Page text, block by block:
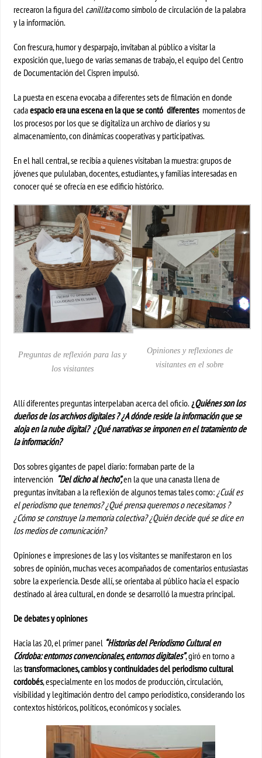
recrearon la figura del canillitacomo símbolo de circulación de la palabra
y la información.
Con frescura, humor y desparpajo, invitaban al público a visitar la
exposición que, luego de varias semanas de trabajo, el equipo del Centro
de Documentación del Cispren impulsó.
La puesta en escena evocaba a diferentes sets de filmación en donde
cadaespacio era una escena en la que se contó diferentes momentos de
los procesos por los que se digitaliza un archivo de diarios y su
almacenamiento, con dinámicas cooperativas y participativas.
En el hall central, se recibía a quienes visitaban la muestra: grupos de
jóvenes que pululaban, docentes, estudiantes, y familias interesadas en
conocer qué se ofrecía en ese edificio histórico.
Preguntas de reflexión para las y
los visitantes
Opiniones y reflexiones de
visitantes en el sobre
Allí diferentes preguntas interpelaban acerca del oficio. ¿Quiénes son los
dueños de los archivos digitales ? ¿A dónde reside la información que se
aloja en la nube digital? ¿Qué narrativas se imponen en el tratamiento de
la información?
Dos sobres gigantes de papel diario: formaban parte de la
intervención “Del dicho al hecho”,en la que una canasta llena de
preguntas invitaban a la reflexión de algunos temas tales como: ¿Cuál es
el periodismo que tenemos? ¿Qué prensa queremos o necesitamos ?
¿Cómo se construye la memoria colectiva? ¿Quién decide qué se dice en
los medios de comunicación?
Opiniones e impresiones de las y los visitantes se manifestaron en los
sobres de opinión, muchas veces acompañados de comentarios entusiastas
sobre la experiencia. Desde allí, se orientaba al público hacia el espacio
destinado al área cultural, en donde se desarrolló la muestra principal.
De debates y opiniones
Hacia las 20, el primer panel “Historias del Periodismo Cultural en
Córdoba: entornos convencionales, entornos digitales”, giró en torno a
lastransformaciones, cambios y continuidades del periodismo cultural
cordobés, especialmente en los modos de producción, circulación,
visibilidad y legitimación dentro del campo periodístico, considerando los
contextos históricos, políticos, económicos y sociales.